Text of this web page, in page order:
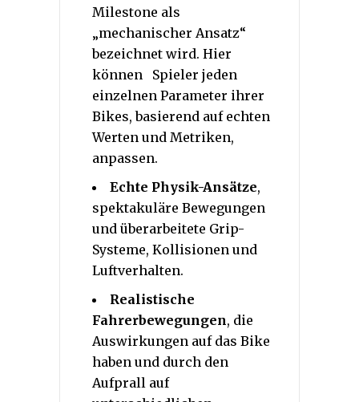
Milestone als
„mechanischer Ansatz“
bezeichnet wird. Hier
können Spieler jeden
einzelnen Parameter ihrer
Bikes, basierend auf echten
Werten und Metriken,
anpassen.
Echte Physik-Ansätze,
spektakuläre Bewegungen
und überarbeitete Grip-
Systeme, Kollisionen und
Luftverhalten.
Realistische
Fahrerbewegungen, die
Auswirkungen auf das Bike
haben und durch den
Aufprall auf